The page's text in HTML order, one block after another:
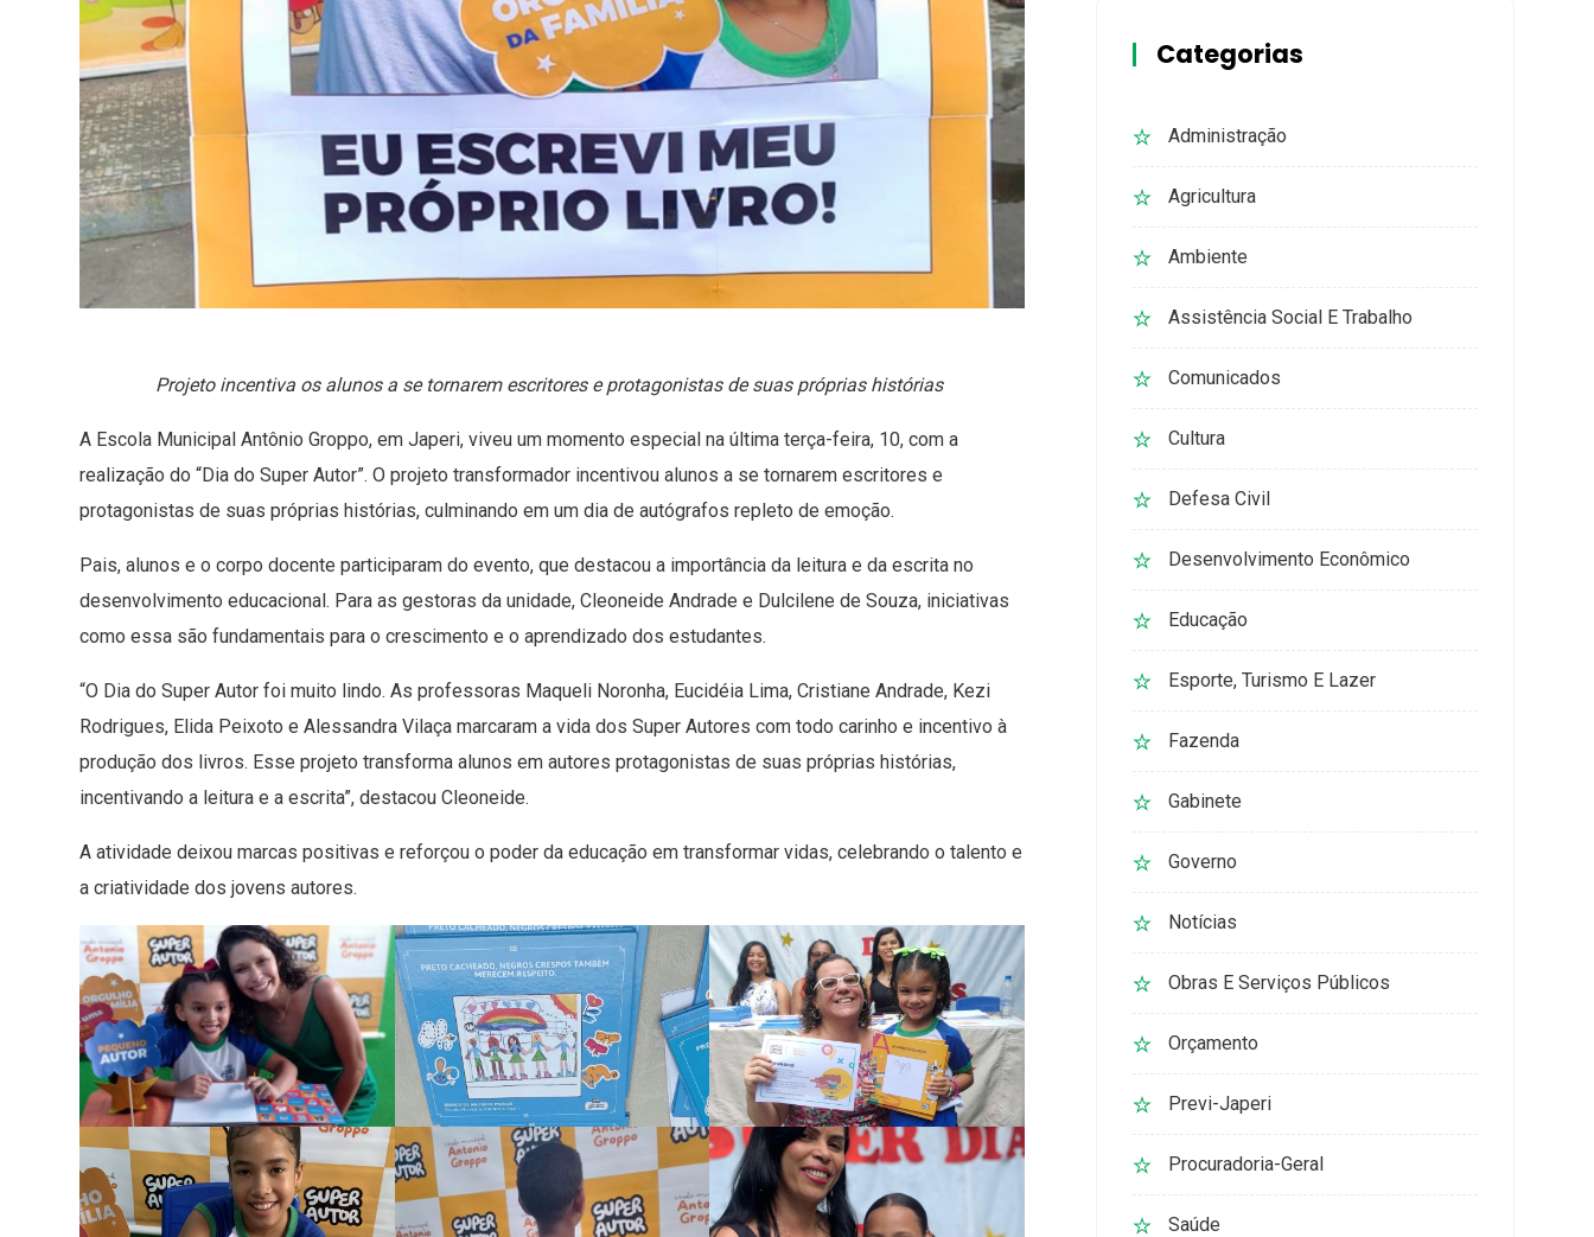
Projeto incentiva os alunos a se tornarem escritores e protagonistas de suas próprias histórias
A Escola Municipal Antônio Groppo, em Japeri, viveu um momento especial na última terça-feira, 10, com a
realização do “Dia do Super Autor”. O projeto transformador incentivou alunos a se tornarem escritores e
protagonistas de suas próprias histórias, culminando em um dia de autógrafos repleto de emoção.
Pais, alunos e o corpo docente participaram do evento, que destacou a importância da leitura e da escrita no
desenvolvimento educacional. Para as gestoras da unidade, Cleoneide Andrade e Dulcilene de Souza, iniciativas
como essa são fundamentais para o crescimento e o aprendizado dos estudantes.
“O Dia do Super Autor foi muito lindo. As professoras Maqueli Noronha, Eucidéia Lima, Cristiane Andrade, Kezi
Rodrigues, Elida Peixoto e Alessandra Vilaça marcaram a vida dos Super Autores com todo carinho e incentivo à
produção dos livros. Esse projeto transforma alunos em autores protagonistas de suas próprias histórias,
incentivando a leitura e a escrita”, destacou Cleoneide.
A atividade deixou marcas positivas e reforçou o poder da educação em transformar vidas, celebrando o talento e
a criatividade dos jovens autores.
Categorias
Administração
Agricultura
Ambiente
Assistência Social E Trabalho
Comunicados
Cultura
Defesa Civil
Desenvolvimento Econômico
Educação
Esporte, Turismo E Lazer
Fazenda
Gabinete
Governo
Notícias
Obras E Serviços Públicos
Orçamento
Previ-Japeri
Procuradoria-Geral
Saúde